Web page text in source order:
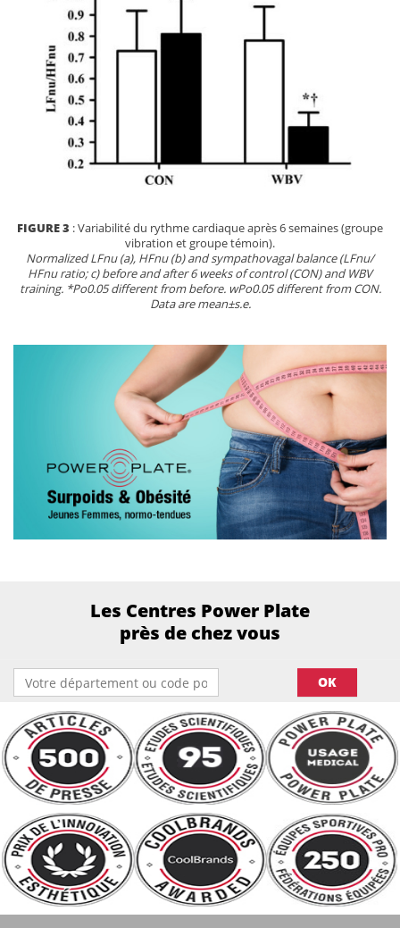
FIGURE 3 : Variabilité du rythme cardiaque après 6 semaines (groupe
vibration et groupe témoin).
Normalized LFnu (a), HFnu (b) and sympathovagal balance (LFnu/
HFnu ratio; c) before and after 6 weeks of control (CON) and WBV
training. *Po0.05 different from before. wPo0.05 different from CON.
Data are mean±s.e.
Les Centres Power Plate
près de chez vous
OK